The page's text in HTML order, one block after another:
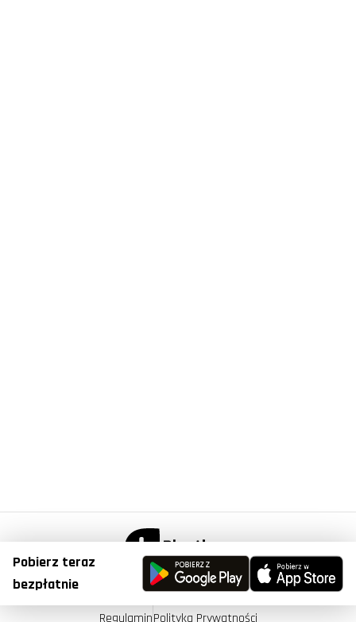
Pobierz teraz
bezpłatnie© Copyright 2023, Plantis . All Right Reserved.